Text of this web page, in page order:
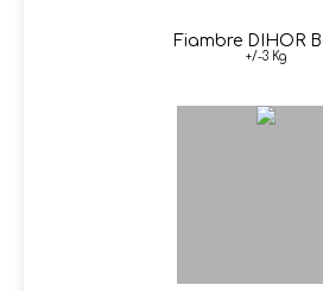
Fiambre DIHOR
+/-3 Kg